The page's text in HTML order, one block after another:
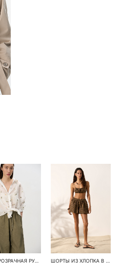
ПОЛУПРОЗРАЧНАЯ РУБАШКА С РОМАШКАМИ ШОРТЫ ИЗ ХЛОПКА В КЛЕТКУ